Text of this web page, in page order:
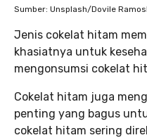
Sumber: Unsplash/Dovile
Jenis cokelat hitam
khasiatnya untuk
mengonsumsi cokelat
Cokelat hitam juga
penting yang bagus
cokelat hitam sering